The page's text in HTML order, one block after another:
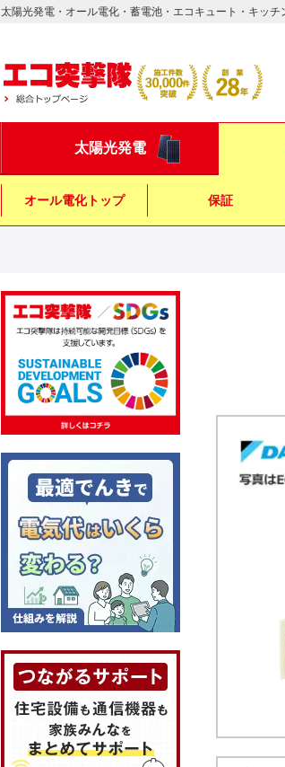
太陽光発電・オール電化・蓄電池・エコキュート・キッ
太陽光発電
オール電化トップ 保証